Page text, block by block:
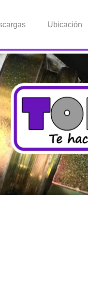
Ubicación